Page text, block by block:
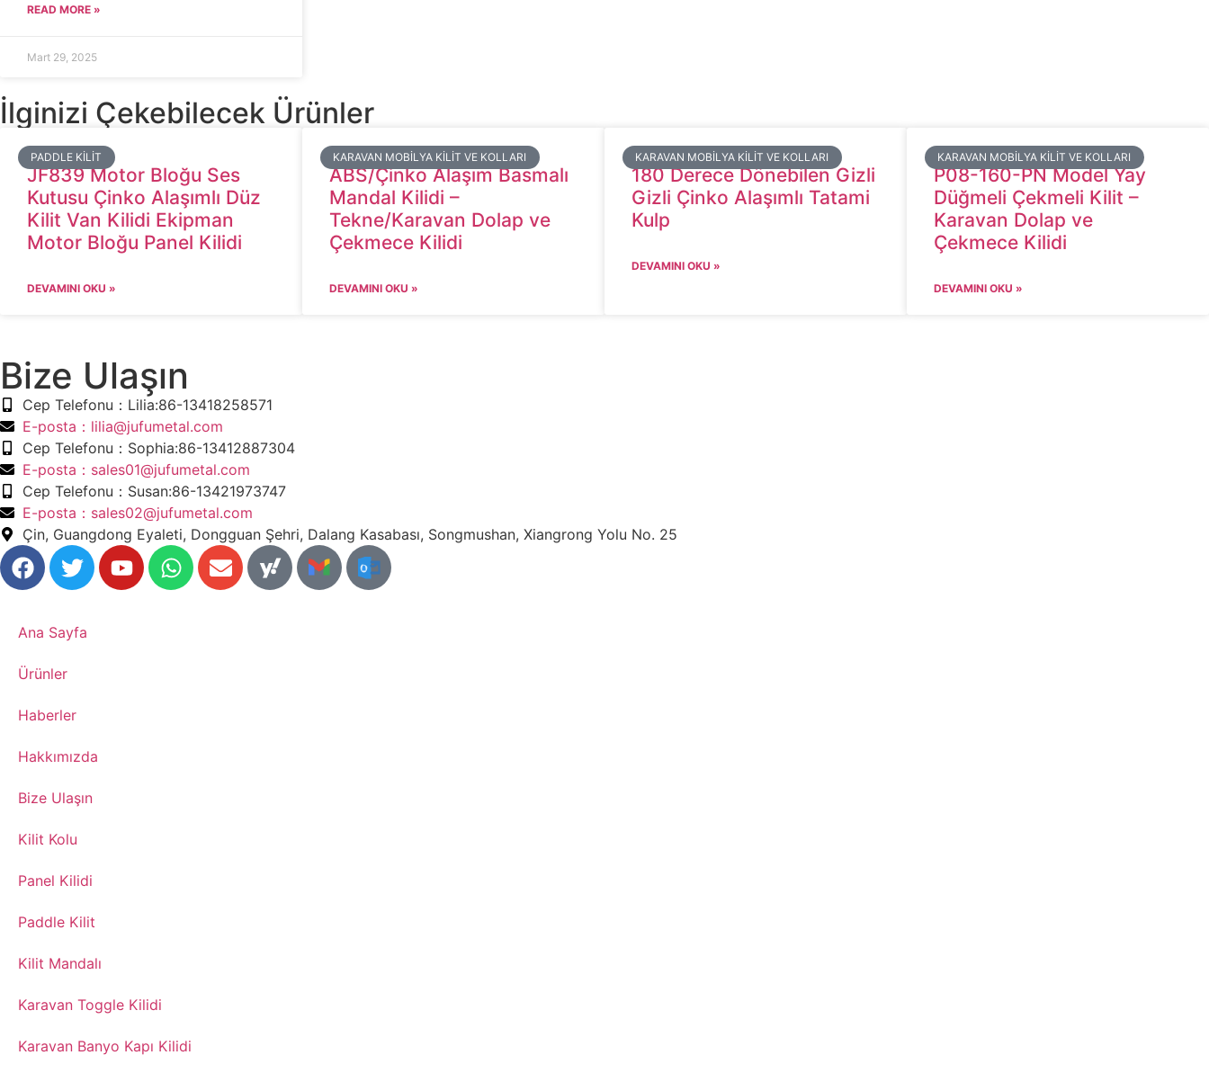
READ MORE »
Mart 29, 2025
İlginizi Çekebilecek Ürünler
​PADDLE KILIT
JF839 Motor Bloğu Ses
Kutusu Çinko Alaşımlı Düz
Kilit Van Kilidi Ekipman
Motor Bloğu Panel Kilidi
DEVAMINI OKU »
​KARAVAN MOBILYA KILIT VE KOLLARI
ABS/Çinko Alaşım Basmalı
Mandal Kilidi –
Tekne/Karavan Dolap ve
Çekmece Kilidi
DEVAMINI OKU »
​KARAVAN MOBILYA KILIT VE KOLLARI
180 Derece Dönebilen Gizli
Gizli Çinko Alaşımlı Tatami
Kulp
DEVAMINI OKU »
​KARAVAN MOBILYA KILIT VE KOLLARI
P08-160-PN Model Yay
Düğmeli Çekmeli Kilit –
Karavan Dolap ve
Çekmece Kilidi​​
DEVAMINI OKU »
Bize Ulaşın
​Cep Telefonu：Lilia:86-13418258571
​E-posta​：lilia@jufumetal.com
​Cep Telefonu：Sophia:86-13412887304
​E-posta​：sales01@jufumetal.com
​Cep Telefonu：Susan:86-13421973747
​E-posta​：sales02@jufumetal.com
Çin, Guangdong Eyaleti, Dongguan Şehri, Dalang Kasabası, Songmushan, Xiangrong Yolu No. 25
Ana Sayfa
​Ürünler
​Haberler
​Hakkımızda
Bize Ulaşın
​Kilit Kolu
​Panel Kilidi
​Paddle Kilit
Kilit Mandalı​
Karavan Toggle Kilidi​
Karavan Banyo Kapı Kilidi